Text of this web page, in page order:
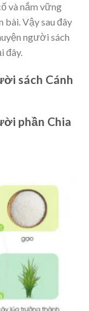
và nắm vững
bài. Vậy sau đây
người sách
đây.
sách Cánh
phần Chia